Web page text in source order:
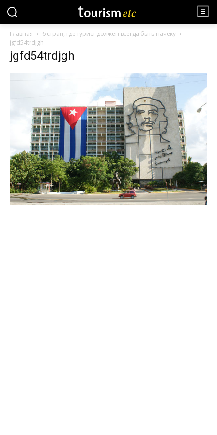
Главная
6 стран, где турист должен всегда быть начеку
jgfd54trdjgh
jgfd54trdjgh